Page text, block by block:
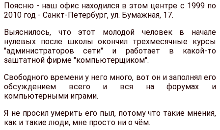
Поясню - наш офис находился в этом центре с 1999 по
2010 год - Санкт-Петербург, ул. Бумажная, 17.
Выяснилось, что этот молодой человек в начале
нулевых после школы окончил трехмесячные курсы
"администраторов сети" и работает в какой-то
заштатной фирме "компьютерщиком".
Свободного времени у него много, вот он и заполнял его
обсуждением всего и вся на форумах и
компьютерными играми.
Я не просил умерить его пыл, потому что такие мнения,
как и такие люди, мне просто ни о чём.